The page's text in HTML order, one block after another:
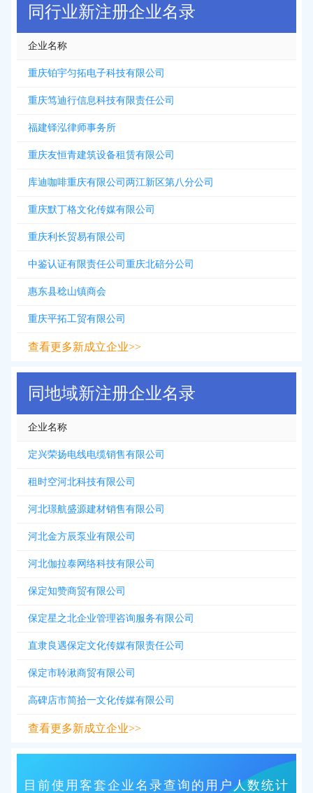
同行业新注册企业名录
企业名称
重庆铂宇匀拓电子科技有限公司
重庆笃迪行信息科技有限责任公司
福建铎泓律师事务所
重庆友恒青建筑设备租赁有限公司
库迪咖啡重庆有限公司两江新区第八分公司
重庆默丁格文化传媒有限公司
重庆利长贸易有限公司
中鉴认证有限责任公司重庆北碚分公司
惠东县稔山镇商会
重庆平拓工贸有限公司
查看更多新成立企业>>
同地域新注册企业名录
企业名称
定兴荣扬电线电缆销售有限公司
租时空河北科技有限公司
河北璟航盛源建材销售有限公司
河北金方辰泵业有限公司
河北伽拉泰网络科技有限公司
保定知赞商贸有限公司
保定星之北企业管理咨询服务有限公司
直隶良遇保定文化传媒有限责任公司
保定市聆湫商贸有限公司
高碑店市简拾一文化传媒有限公司
查看更多新成立企业>>
目前使用客套企业名录查询的用户人数统计